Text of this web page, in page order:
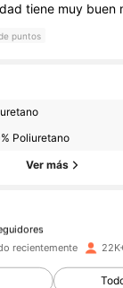
tiene muy buen
puntos
Poliuretano
Ver más
Hace 1 día
recientemente